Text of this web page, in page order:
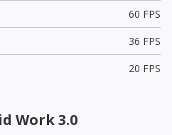
60 FPS
36 FPS
20 FPS
Work 3.0